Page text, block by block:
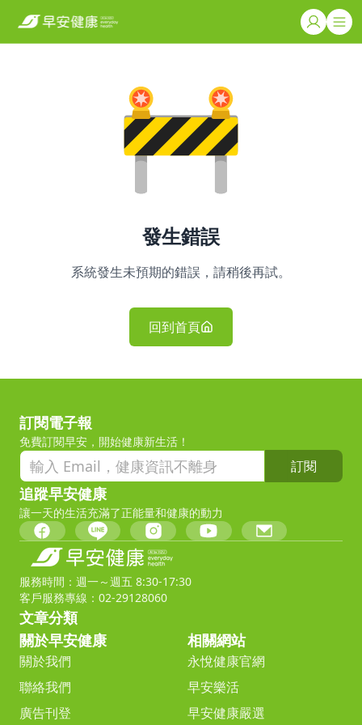
發生錯誤
系統發生未預期的錯誤，請稍後再試。
回到首頁
訂閱電子報
免費訂閱早安，開始健康新生活！
訂閱
追蹤早安健康
讓一天的生活充滿了正能量和健康的動力
服務時間：週一～週五 8:30-17:30
客戶服務專線：02-29128060
文章分類
關於早安健康
關於我們
聯絡我們
廣告刊登
相關網站
永悅健康官網
早安樂活
早安健康嚴選